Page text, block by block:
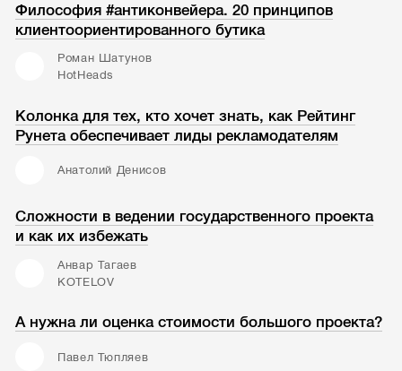
Философия #антиконвейера. 20 принципов
клиентоориентированного бутика
Роман Шатунов
HotHeads
Колонка для тех, кто хочет знать, как Рейтинг
Рунета обеспечивает лиды рекламодателям
Анатолий Денисов
Сложности в ведении государственного проекта
и как их избежать
Анвар Тагаев
KOTELOV
А нужна ли оценка стоимости большого проекта?
Павел Тюпляев